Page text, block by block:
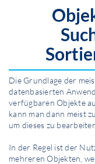
Die Grundlage der
datenbasierten
verfügbaren Objekte
kann man dann meist
um dieses zu
In der Regel ist der
mehreren Objekten,